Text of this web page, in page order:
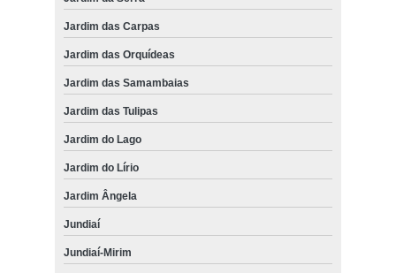
Jardim das Carpas
Jardim das Orquídeas
Jardim das Samambaias
Jardim das Tulipas
Jardim do Lago
Jardim do Lírio
Jardim Ângela
Jundiaí
Jundiaí-Mirim